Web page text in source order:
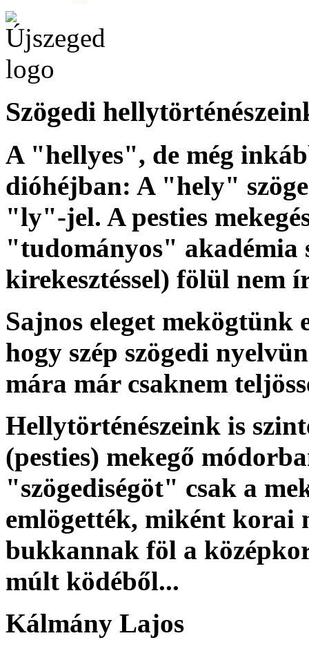
Szögedi
A "hellyes", de még
dióhéjban: A "hely"
"ly"-jel. A pesties
"tudományos" akadémia
kirekesztéssel) fölül nem
Sajnos eleget
hogy szép szögedi
mára már csaknem
Hellytörténészeink is
(pesties) mekegő
"szögediségöt" csak a
emlögették, miként korai
bukkannak föl a
múlt ködéből...
Kálmány Lajos